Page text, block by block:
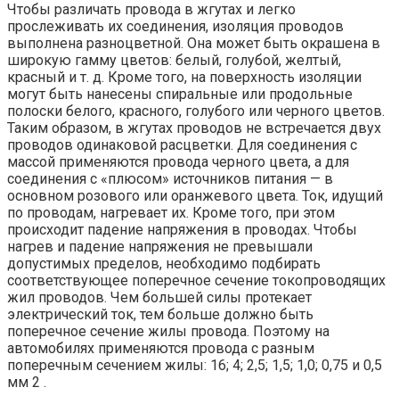
Чтобы различать провода в жгутах и легко
прослеживать их соединения, изоляция проводов
выполнена разноцветной. Она может быть окрашена в
широкую гамму цветов: белый, голубой, желтый,
красный и т. д. Кроме того, на поверхность изоляции
могут быть нанесены спиральные или продольные
полоски белого, красного, голубого или черного цветов.
Таким образом, в жгутах проводов не встречается двух
проводов одинаковой расцветки. Для соединения с
массой применяются провода черного цвета, а для
соединения с «плюсом» источников питания — в
основном розового или оранжевого цвета. Ток, идущий
по проводам, нагревает их. Кроме того, при этом
происходит падение напряжения в проводах. Чтобы
нагрев и падение напряжения не превышали
допустимых пределов, необходимо подбирать
соответствующее поперечное сечение токопроводящих
жил проводов. Чем большей силы протекает
электрический ток, тем больше должно быть
поперечное сечение жилы провода. Поэтому на
автомобилях применяются провода с разным
поперечным сечением жилы: 16; 4; 2,5; 1,5; 1,0; 0,75 и 0,5
мм 2 .